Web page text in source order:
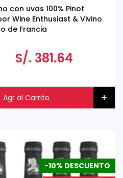
con uvas 100% Pinot
Wine Enthusiast & Vivino
de Francia
EN EXCESO ES DAÑINO
A MENORES DE 18 AÑOS
S/. 381.64
Agr al Carrito +
-10% DESCUENTO